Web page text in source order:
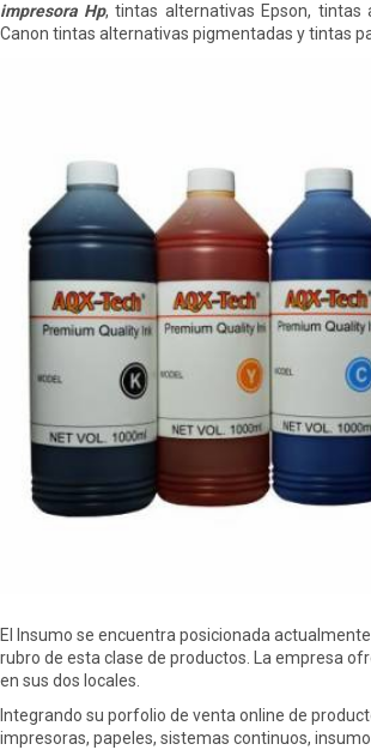
impresora Hp, tintas alternativas Epson, tintas
Canon tintas alternativas pigmentadas y tintas
El Insumo se encuentra posicionada
rubro de esta clase de productos. La empresa
en sus dos locales.
Integrando su porfolio de venta online de
impresoras, papeles, sistemas continuos,